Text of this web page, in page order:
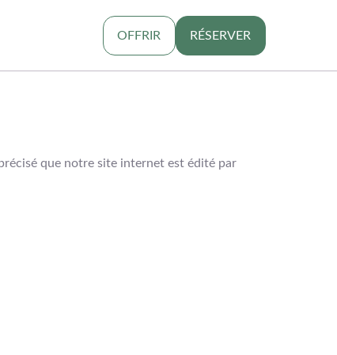
OFFRIR RÉSERVER
que notre site internet est édité par